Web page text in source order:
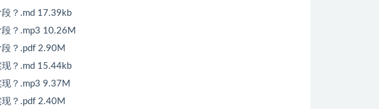
？.md 17.39kb
？.mp3 10.26M
？.pdf 2.90M
？.md 15.44kb
？.mp3 9.37M
？.pdf 2.40M